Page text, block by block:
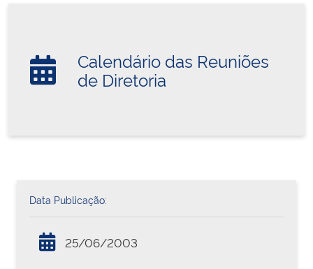
Calendário das Reuniões
de Diretoria
Data Publicação:
25/06/2003